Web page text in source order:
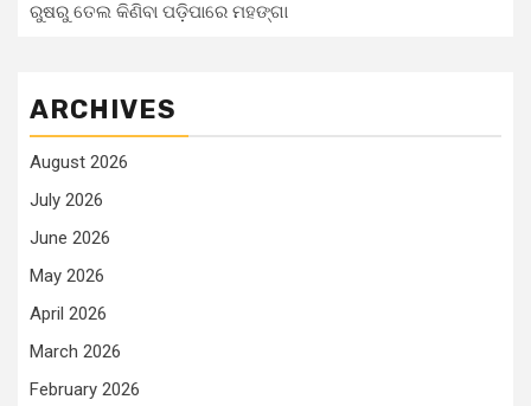
ରୁଷରୁ ତେଲ କିଣିବା ପଡ଼ିପାରେ ମହଙ୍ଗା
ARCHIVES
August 2026
July 2026
June 2026
May 2026
April 2026
March 2026
February 2026